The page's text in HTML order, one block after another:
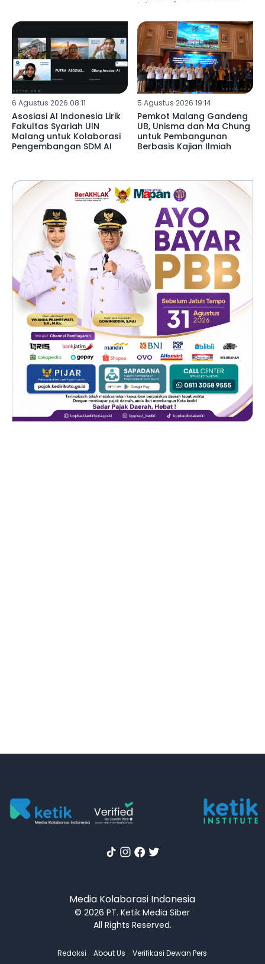
Integrasi
6 Agustus 2026 08:11
Asosiasi AI Indonesia Lirik
Fakultas Syariah UIN
Malang untuk Kolaborasi
Pengembangan SDM AI
5 Agustus 2026 19:14
Pemkot Malang Gandeng
UB, Unisma dan Ma Chung
untuk Pembangunan
Berbasis Kajian Ilmiah
Media Kolaborasi Indonesia
© 2026 PT. Ketik Media Siber
All Rights Reserved.
Redaksi About Us
Verifikasi Dewan Pers